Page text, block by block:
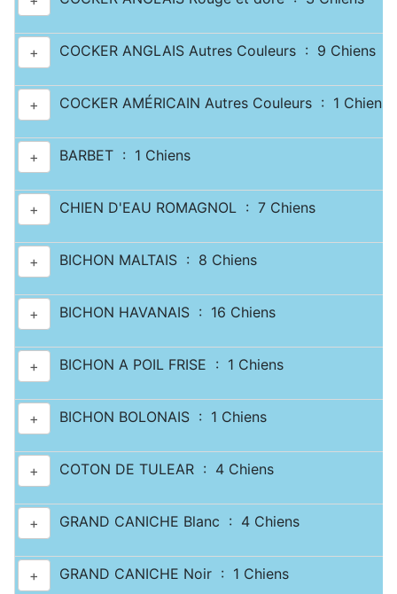
+ COCKER ANGLAIS Autres Couleurs : 9 Chiens
+ COCKER AMÉRICAIN Autres Couleurs : 1 Chiens
+ BARBET : 1 Chiens
+ CHIEN D'EAU ROMAGNOL : 7 Chiens
+ BICHON MALTAIS : 8 Chiens
+ BICHON HAVANAIS : 16 Chiens
+ BICHON A POIL FRISE : 1 Chiens
+ BICHON BOLONAIS : 1 Chiens
+ COTON DE TULEAR : 4 Chiens
+ GRAND CANICHE Blanc : 4 Chiens
+ GRAND CANICHE Noir : 1 Chiens